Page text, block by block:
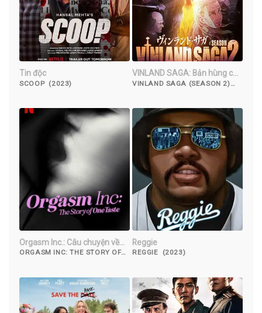
Tin độc
SCOOP (2023)
VINLAND SAGA: Bản hùng ca
Viking (Phần 2)
VINLAND SAGA (SEASON 2)
Orgasm Inc.: Câu chuyện về
OneTaste
ORGASM INC: THE STORY OF
Reggie
REGGIE (2023)